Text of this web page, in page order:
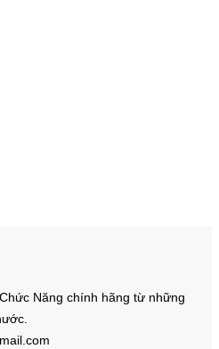
Năng chính hãng từ những